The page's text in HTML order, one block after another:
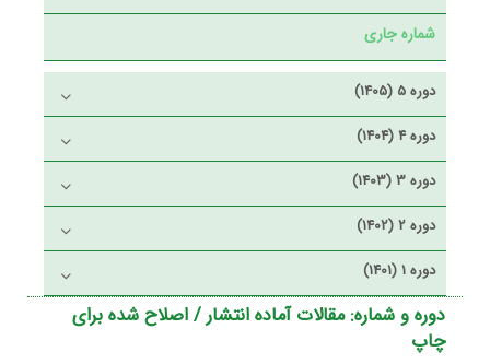
شماره جاری
دوره 5 (1405)
دوره 4 (1404)
دوره 3 (1403)
دوره 2 (1402)
دوره 1 (1401)
دوره و شماره:مقالات آماده انتشار / اصلاح شده برای
چاپ